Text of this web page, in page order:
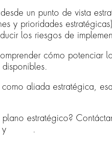
un punto de vista
y prioridades
los riesgos de
cómo potenciar
aliada estratégica,
estratégico?
y .